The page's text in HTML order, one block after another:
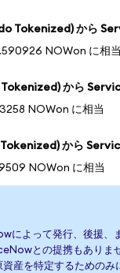
Tokenized) から
NOWon に相当
から
NOWon に相当
から
NOWon に相当
によって発行、後援、
との提携もありま
産を特定するためのみ